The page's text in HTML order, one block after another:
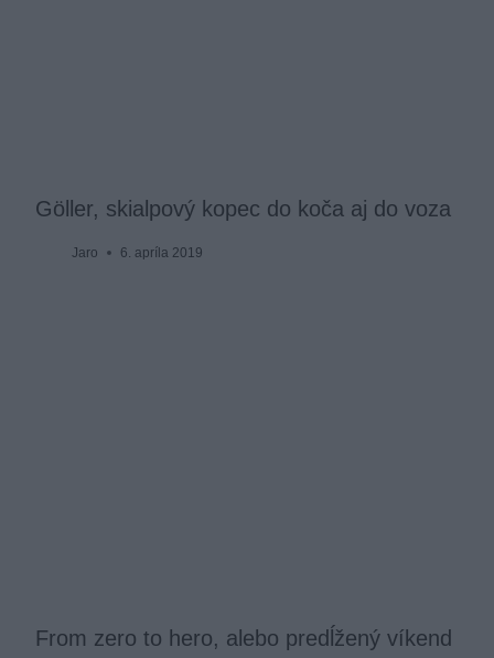
Göller, skialpový kopec do koča aj do voza
Jaro 6. apríla 2019
From zero to hero, alebo predĺžený víkend